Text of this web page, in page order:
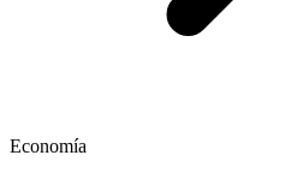
Economía